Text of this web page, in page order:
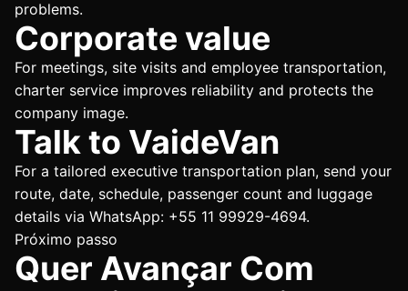
problems.
Corporate value
For meetings, site visits and employee transportation,
charter service improves reliability and protects the
company image.
Talk to VaideVan
For a tailored executive transportation plan, send your
route, date, schedule, passenger count and luggage
details via WhatsApp: +55 11 99929-4694.
Próximo passo
Quer Avançar Com